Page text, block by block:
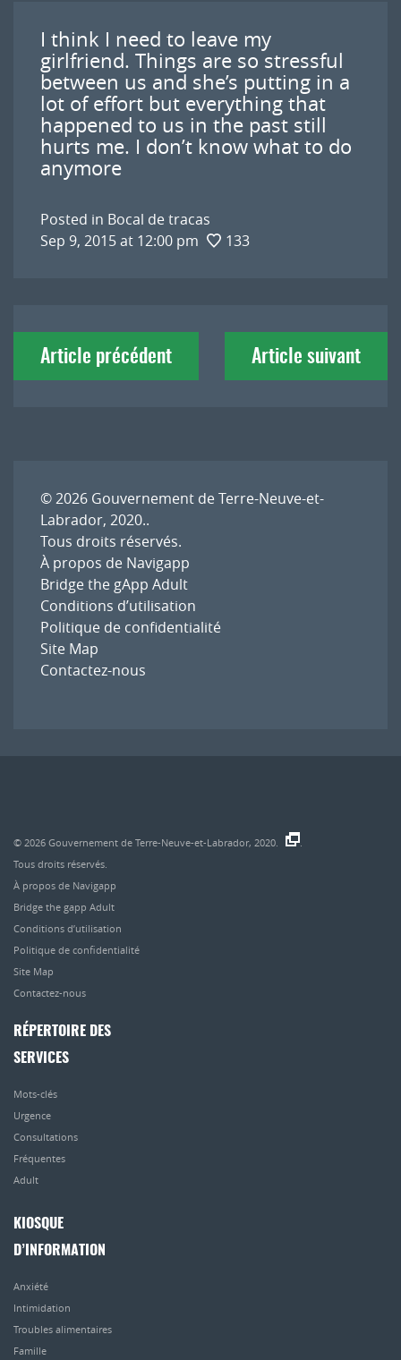
I think I need to leave my
girlfriend. Things are so stressful
between us and she’s putting in a
lot of effort but everything that
happened to us in the past still
hurts me. I don’t know what to do
anymore
Posted in Bocal de tracas
Sep 9, 2015 at 12:00 pm
133
Navigation
deArticle précédent Article suivant
© 2026 Gouvernement de Terre-Neuve-et-
Labrador, 2020..
Tous droits réservés.
À propos de Navigapp
Bridge the gApp Adult
Conditions d’utilisation
Politique de confidentialité
Site Map
Contactez-nous
© 2026 Gouvernement de Terre-Neuve-et-Labrador, 2020.
Tous droits réservés.
À propos de Navigapp
Bridge the gapp Adult
Conditions d’utilisation
Politique de confidentialité
Site Map
Contactez-nous
RÉPERTOIRE DES
SERVICES
Mots-clés
Urgence
Consultations
Fréquentes
Adult
KIOSQUE
D’INFORMATION
Anxiété
Intimidation
Troubles alimentaires
Famille